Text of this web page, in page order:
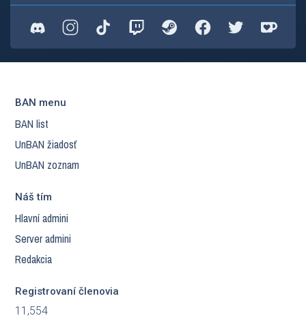
BAN menu
BAN list
UnBAN žiadosť
UnBAN zoznam
Náš tím
Hlavní admini
Server admini
Redakcia
Registrovaní členovia
11,554